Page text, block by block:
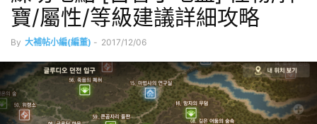
寶/屬性/等級建議詳細攻略
By 大補帖小編(編董) - 2017/12/06